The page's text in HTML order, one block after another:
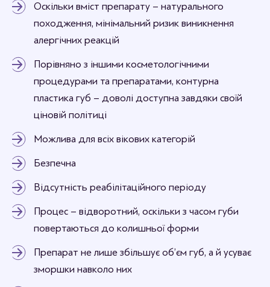
Оскільки вміст препарату – натурального
походження, мінімальний ризик виникнення
алергічних реакцій
Порівняно з іншими косметологічними
процедурами та препаратами, контурна
пластика губ – доволі доступна завдяки своїй
ціновій політиці
Можлива для всіх вікових категорій
Безпечна
Відсутність реабілітаційного періоду
Процес – відворотний, оскільки з часом губи
повертаються до колишньої форми
Препарат не лише збільшує об’єм губ, а й усуває
зморшки навколо них